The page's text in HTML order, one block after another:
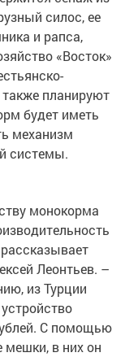
силос, ее
и рапса,
«Восток»
планируют
будет иметь
механизм
системы.
монокорма
Леонтьев. –
из Турции
С помощью
мешки, в них он